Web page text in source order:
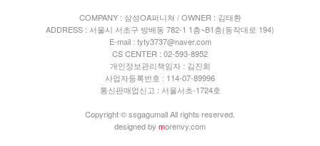
COMPANY : 삼성OA퍼니쳐 / OWNER : 김태환
ADDRESS : 서울시 서초구 방배동 782-1 1층~B1층(동작대로 194)
E-mail : tyty3737@naver.com
CS CENTER : 02-593-8952
개인정보관리책임자 : 김진희
사업자등록번호 : 114-07-89996
통신판매업신고 : 서울서초-1724호
Copyright © ssgagumall All rights reserved.
designed by morenvy.com